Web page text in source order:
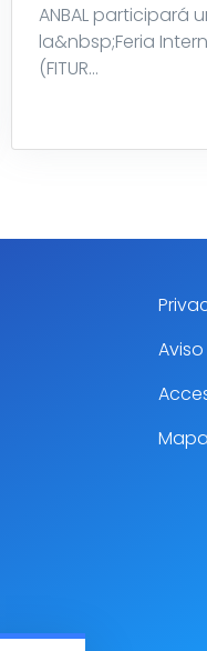
ANBAL participará
la&nbsp;Feria
(FITUR...